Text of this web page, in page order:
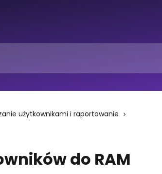
użytkownikami i raportowanie
do RAM